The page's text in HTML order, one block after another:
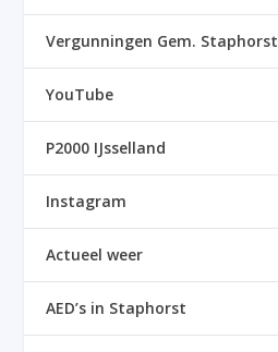
Vergunningen Gem. Staphorst
YouTube
P2000 IJsselland
Instagram
Actueel weer
AED’s in Staphorst